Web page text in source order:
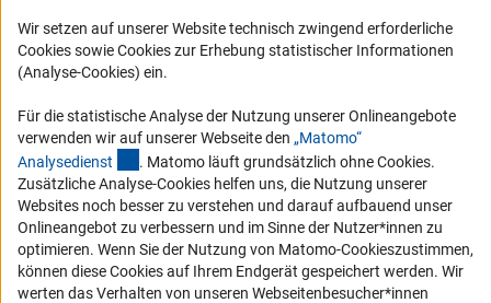
RSS-Feeds
Compliance
Barrierefreiheit
Service und Informationen für Menschen mit Behinderungen
Erklärung zur Barrierefreiheit
Barriere melden
DFG-aktuell
Wir setzen auf unserer Website technisch zwingend erforderliche
Cookies sowie Cookies zur Erhebung statistischer Informationen
(Analyse-Cookies) ein.
Für die statistische Analyse der Nutzung unserer Onlineangebote
verwenden wir auf unserer Webseite den „Matomo“
Analysedienst (externer Link)
. Matomo läuft grundsätzlich ohne Cookies.
Zusätzliche Analyse-Cookies helfen uns, die Nutzung unserer
Websites noch besser zu verstehen und darauf aufbauend unser
Onlineangebot zu verbessern und im Sinne der Nutzer*innen zu
optimieren. Wenn Sie der Nutzung von Matomo-Cookieszustimmen,
können diese Cookies auf Ihrem Endgerät gespeichert werden. Wir
werten das Verhalten von unseren Webseitenbesucher*innen